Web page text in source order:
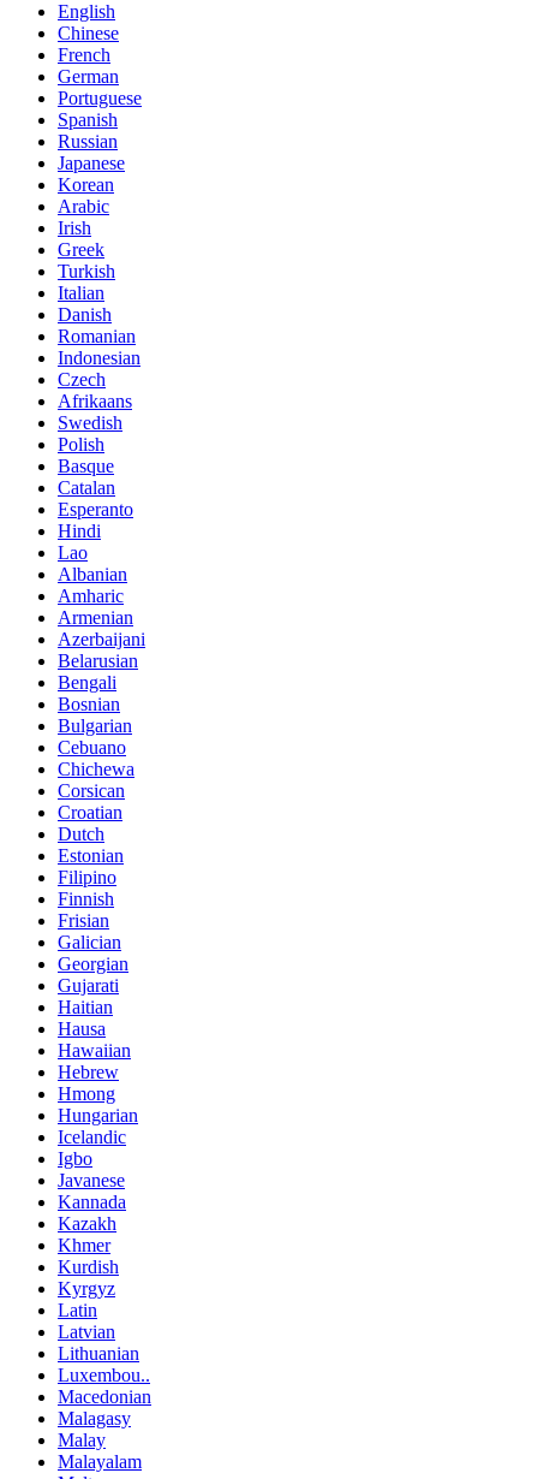
English
Chinese
French
German
Portuguese
Spanish
Russian
Japanese
Korean
Arabic
Irish
Greek
Turkish
Italian
Danish
Romanian
Indonesian
Czech
Afrikaans
Swedish
Polish
Basque
Catalan
Esperanto
Hindi
Lao
Albanian
Amharic
Armenian
Azerbaijani
Belarusian
Bengali
Bosnian
Bulgarian
Cebuano
Chichewa
Corsican
Croatian
Dutch
Estonian
Filipino
Finnish
Frisian
Galician
Georgian
Gujarati
Haitian
Hausa
Hawaiian
Hebrew
Hmong
Hungarian
Icelandic
Igbo
Javanese
Kannada
Kazakh
Khmer
Kurdish
Kyrgyz
Latin
Latvian
Lithuanian
Luxembou..
Macedonian
Malagasy
Malay
Malayalam